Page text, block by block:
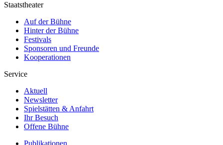
Staatstheater
Auf der Bühne
Hinter der Bühne
Festivals
Sponsoren und Freunde
Kooperationen
Service
Aktuell
Newsletter
Spielstätten & Anfahrt
Ihr Besuch
Offene Bühne
Publikationen